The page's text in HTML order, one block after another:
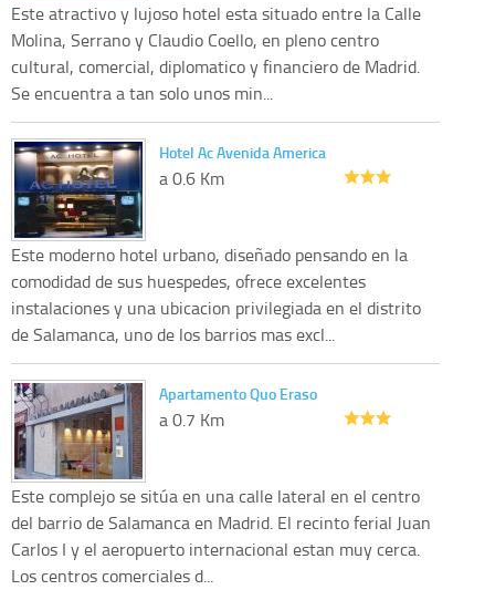
Este atractivo y lujoso hotel esta situado entre la Calle
Molina, Serrano y Claudio Coello, en pleno centro
cultural, comercial, diplomatico y financiero de Madrid.
Se encuentra a tan solo unos min...
Hotel Ac Avenida America
a 0.6 Km
Este moderno hotel urbano, diseñado pensando en la
comodidad de sus huespedes, ofrece excelentes
instalaciones y una ubicacion privilegiada en el distrito
de Salamanca, uno de los barrios mas excl...
Apartamento Quo Eraso
a 0.7 Km
Este complejo se sitúa en una calle lateral en el centro
del barrio de Salamanca en Madrid. El recinto ferial Juan
Carlos I y el aeropuerto internacional estan muy cerca.
Los centros comerciales d...